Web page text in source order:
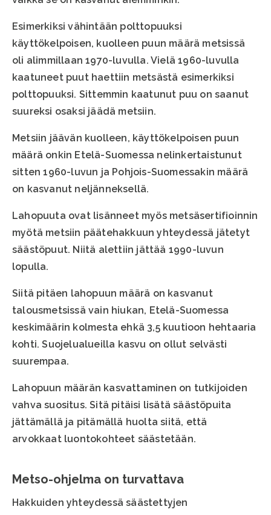
Esimerkiksi vähintään polttopuuksi
käyttökelpoisen, kuolleen puun määrä metsissä
oli alimmillaan 1970-luvulla. Vielä 1960-luvulla
kaatuneet puut haettiin metsästä esimerkiksi
polttopuuksi. Sittemmin kaatunut puu on saanut
suureksi osaksi jäädä metsiin.
Metsiin jäävän kuolleen, käyttökelpoisen puun
määrä onkin Etelä-Suomessa nelinkertaistunut
sitten 1960-luvun ja Pohjois-Suomessakin määrä
on kasvanut neljänneksellä.
Lahopuuta ovat lisänneet myös metsäsertifioinnin
myötä metsiin päätehakkuun yhteydessä jätetyt
säästöpuut. Niitä alettiin jättää 1990-luvun
lopulla.
Siitä pitäen lahopuun määrä on kasvanut
talousmetsissä vain hiukan, Etelä-Suomessa
keskimäärin kolmesta ehkä 3,5 kuutioon hehtaaria
kohti. Suojelualueilla kasvu on ollut selvästi
suurempaa.
Lahopuun määrän kasvattaminen on tutkijoiden
vahva suositus. Sitä pitäisi lisätä säästöpuita
jättämällä ja pitämällä huolta siitä, että
arvokkaat luontokohteet säästetään.
Metso-ohjelma on turvattava
Hakkuiden yhteydessä säästettyjen